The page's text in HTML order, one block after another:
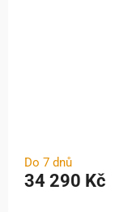
Do 7 dnů
34 290 Kč